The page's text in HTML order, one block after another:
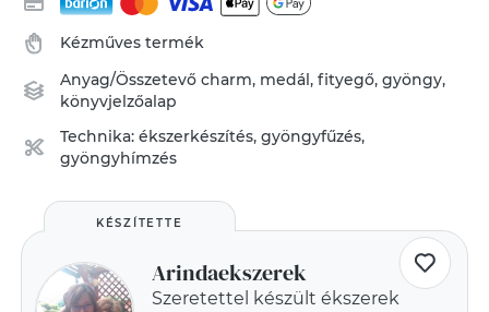
Kézműves termék
Anyag/Összetevőcharm, medál,fityegő,gyöngy,
könyvjelzőalap
Technika:ékszerkészítés,gyöngyfűzés,
gyöngyhímzés
KÉSZÍTETTE
Arindaekszerek
Szeretettel készült ékszerek